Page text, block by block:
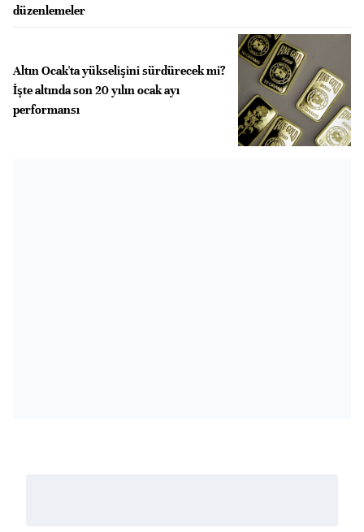
düzenlemeler
Altın Ocak'ta yükselişini sürdürecek mi?
İşte altında son 20 yılın ocak ayı
performansı